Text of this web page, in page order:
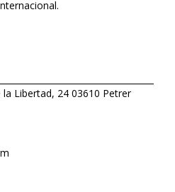
la Libertad, 24 03610 Petrer